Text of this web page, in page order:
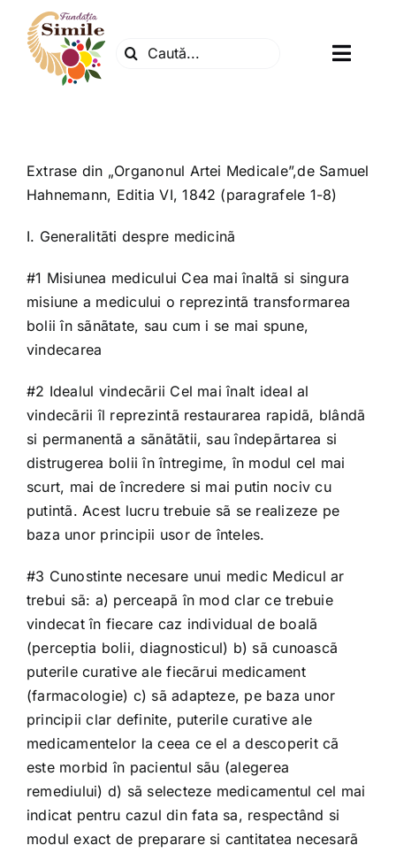
content
Search
Centrul natura
Articole
Dr. Soescu
Shop
Tratamente naturale
Iubim fructele
Extrase din „Organonul Artei Medicale”,de Samuel
Hahnemann, Editia VI, 1842 (paragrafele 1-8)
I. Generalitãti despre medicinã
#1 Misiunea medicului Cea mai înaltã si singura
misiune a medicului o reprezintã transformarea
bolii în sãnãtate, sau cum i se mai spune,
vindecarea
#2 Idealul vindecãrii Cel mai înalt ideal al
vindecãrii îl reprezintã restaurarea rapidã, blândã
si permanentã a sãnãtãtii, sau îndepãrtarea si
distrugerea bolii în întregime, în modul cel mai
scurt, mai de încredere si mai putin nociv cu
putintã. Acest lucru trebuie sã se realizeze pe
baza unor principii usor de înteles.
#3 Cunostinte necesare unui medic Medicul ar
trebui sã: a) perceapã în mod clar ce trebuie
vindecat în fiecare caz individual de boalã
(perceptia bolii, diagnosticul) b) sã cunoascã
puterile curative ale fiecãrui medicament
(farmacologie) c) sã adapteze, pe baza unor
principii clar definite, puterile curative ale
medicamentelor la ceea ce el a descoperit cã
este morbid în pacientul sãu (alegerea
remediului) d) sã selecteze medicamentul cel mai
indicat pentru cazul din fata sa, respectând si
modul exact de preparare si cantitatea necesarã